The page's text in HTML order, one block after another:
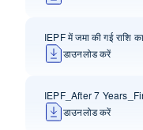
IEPF में जमा की गई राशि
डाउनलोड करें
IEPF_After 7
डाउनलोड करें